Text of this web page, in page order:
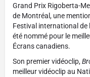
Grand Prix Rigoberta-
de Montréal, une
Festival international de
été nommé pour le
Écrans canadiens.
Son premier vidéoclip,
meilleur vidéoclip au